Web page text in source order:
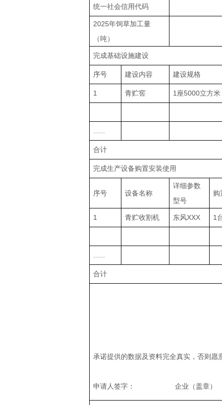
统一社会信用代码
2025年饲草加工量
（吨）
完成基础设施建设
序号 建设内容 建设规格
1 青贮窖 1座5000立方米
合计
完成生产设备购置安装使用
序号 设备名称
详细参数
型号
购
1 青贮收割机 东风XXX 1
合计
承诺提供的数据及资料完全真
申请人签字：